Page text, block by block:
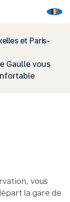
et Paris-
Gaulle vous
vous
la gare de